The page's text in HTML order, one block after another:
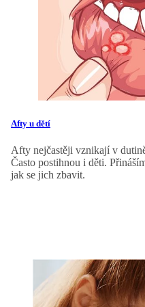
Afty u dětí
Afty nejčastěji vznikají v
Často postihnou i děti.
jak se jich zbavit.